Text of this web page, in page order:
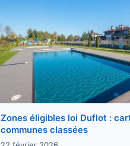
Zones éligibles loi Duflot :
communes classées